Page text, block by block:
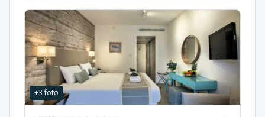
+3foto